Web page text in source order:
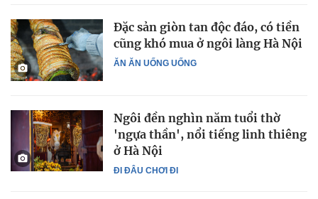
ĂN ĂN UỐNG UỐNG
Đặc sản giòn tan độc đáo, có tiền
cũng khó mua ở ngôi làng Hà Nội
ĐI ĐÂU CHƠI ĐI
Ngôi đền nghìn năm tuổi thờ
'ngựa thần', nổi tiếng linh thiêng
ở Hà Nội